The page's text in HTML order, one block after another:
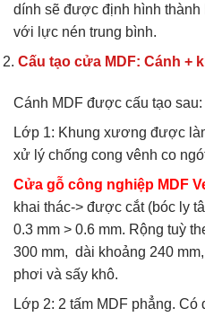
dính sẽ được định hình thành
với lực nén trung bình.
Cấu tạo cửa MDF: Cánh +
Cánh MDF được cấu tạo sau:
Lớp 1: Khung xương được
xử lý chống cong vênh co
Cửa gỗ công nghiệp MDF
khai thác-> được cắt (bóc ly
0.3 mm > 0.6 mm. Rộng tuỳ
300 mm, dài khoảng 240
phơi và sấy khô.
Lớp 2: 2 tấm MDF phẳng. Có